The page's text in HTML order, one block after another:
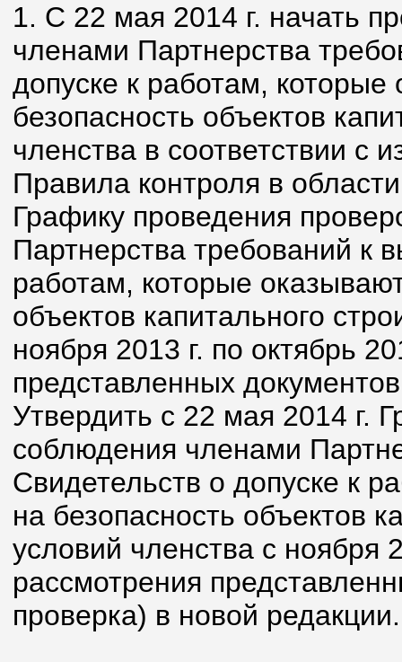
1. С 22 мая 2014 г. начать
членами Партнерства
допуске к работам,
безопасность объектов
членства в соответствии с
Правила контроля в
Графику проведения
Партнерства требований к
работам, которые
объектов капитального
ноября 2013 г. по октябрь
представленных
Утвердить с 22 мая 2014 г.
соблюдения членами
Свидетельств о допуске к
на безопасность объектов
условий членства с ноября
рассмотрения
проверка) в новой редакции.